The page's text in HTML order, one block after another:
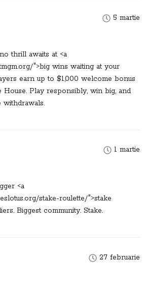
5 martie
thrill awaits at <a
">big wins waiting at your
earn up to $1,000 welcome bonus
Play responsibly, win big, and
withdrawals.
1 martie
<a
stake-roulette/">stake
Biggest community. Stake.
27 februarie